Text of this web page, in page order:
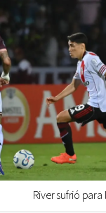
River sufrió